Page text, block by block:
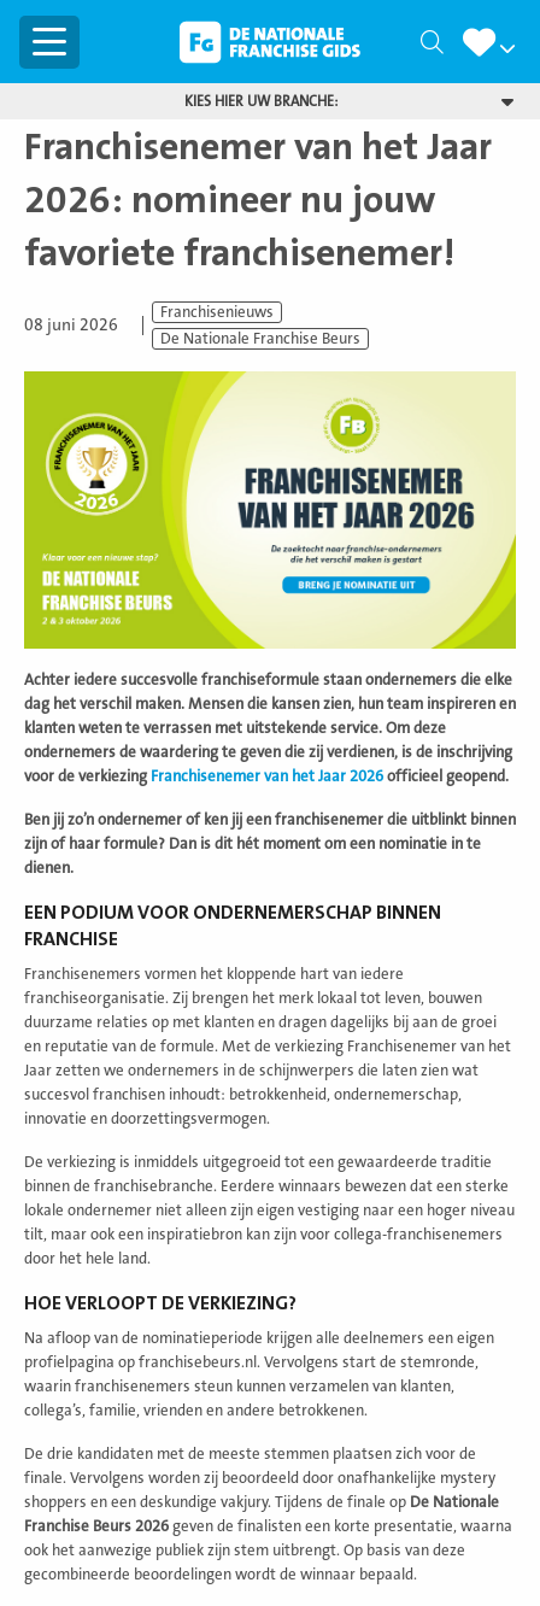
Menu Zoeken
KIES HIER UW BRANCHE:
Franchisenemer van het Jaar
2026: nomineer nu jouw
favoriete franchisenemer!
08 juni 2026
Franchisenieuws
De Nationale Franchise Beurs
Achter iedere succesvolle franchiseformule staan ondernemers die elke
dag het verschil maken. Mensen die kansen zien, hun team inspireren en
klanten weten te verrassen met uitstekende service. Om deze
ondernemers de waardering te geven die zij verdienen, is de inschrijving
voor de verkiezing Franchisenemer van het Jaar 2026 officieel geopend.
Ben jij zo’n ondernemer of ken jij een franchisenemer die uitblinkt binnen
zijn of haar formule? Dan is dit hét moment om een nominatie in te
dienen.
EEN PODIUM VOOR ONDERNEMERSCHAP BINNEN
FRANCHISE
Franchisenemers vormen het kloppende hart van iedere
franchiseorganisatie. Zij brengen het merk lokaal tot leven, bouwen
duurzame relaties op met klanten en dragen dagelijks bij aan de groei
en reputatie van de formule. Met de verkiezing Franchisenemer van het
Jaar zetten we ondernemers in de schijnwerpers die laten zien wat
succesvol franchisen inhoudt: betrokkenheid, ondernemerschap,
innovatie en doorzettingsvermogen.
De verkiezing is inmiddels uitgegroeid tot een gewaardeerde traditie
binnen de franchisebranche. Eerdere winnaars bewezen dat een sterke
lokale ondernemer niet alleen zijn eigen vestiging naar een hoger niveau
tilt, maar ook een inspiratiebron kan zijn voor collega-franchisenemers
door het hele land.
HOE VERLOOPT DE VERKIEZING?
Na afloop van de nominatieperiode krijgen alle deelnemers een eigen
profielpagina op franchisebeurs.nl. Vervolgens start de stemronde,
waarin franchisenemers steun kunnen verzamelen van klanten,
collega’s, familie, vrienden en andere betrokkenen.
De drie kandidaten met de meeste stemmen plaatsen zich voor de
finale. Vervolgens worden zij beoordeeld door onafhankelijke mystery
shoppers en een deskundige vakjury. Tijdens de finale op De Nationale
Franchise Beurs 2026 geven de finalisten een korte presentatie, waarna
ook het aanwezige publiek zijn stem uitbrengt. Op basis van deze
gecombineerde beoordelingen wordt de winnaar bepaald.